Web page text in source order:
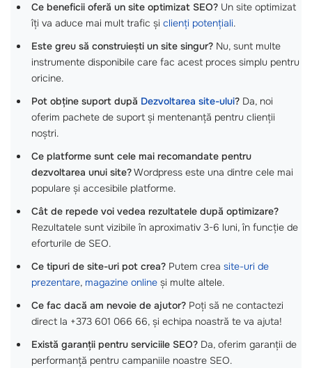
Ce beneficii oferă un site optimizat SEO? Un site optimizat
îți va aduce mai mult trafic și clienți potențiali.
Este greu să construiești un site singur? Nu, sunt multe
instrumente disponibile care fac acest proces simplu pentru
oricine.
Pot obține suport după Dezvoltarea site-ului? Da, noi
oferim pachete de suport și mentenanță pentru clienții
noștri.
Ce platforme sunt cele mai recomandate pentru
dezvoltarea unui site?Wordpress este una dintre cele mai
populare și accesibile platforme.
Cât de repede voi vedea rezultatele după optimizare?
Rezultatele sunt vizibile în aproximativ 3-6 luni, în funcție de
eforturile de SEO.
Ce tipuri de site-uri pot crea? Putem crea site-uri de
prezentare, magazine online și multe altele.
Ce fac dacă am nevoie de ajutor? Poți să ne contactezi
direct la +373 601 066 66, și echipa noastră te va ajuta!
Există garanții pentru serviciile SEO? Da, oferim garanții de
performanță pentru campaniile noastre SEO.